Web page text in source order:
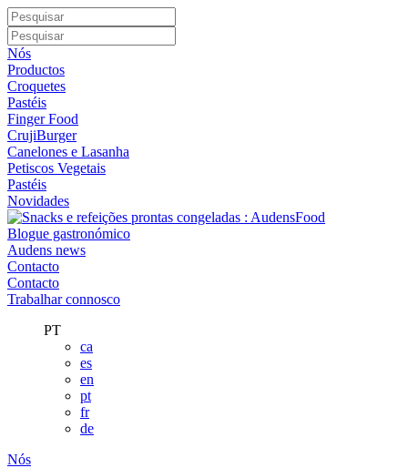
Nós
Productos
Croquetes
Pastéis
Finger Food
CrujiBurger
Canelones e Lasanha
Petiscos Vegetais
Pastéis
Novidades
Blogue gastronómico
Audens news
Contacto
Contacto
Trabalhar connosco
PT
ca
es
en
pt
fr
de
Nós